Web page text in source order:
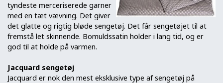
tyndeste merceriserede garner
med en tæt vævning. Det giver
det glatte og rigtig bløde sengetøj. Det får sengetøjet til at
fremstå let skinnende. Bomuldssatin holder i lang tid, og er
god til at holde på varmen.
Jacquard sengetøj
Jacquard er nok den mest eksklusive type af sengetøj på